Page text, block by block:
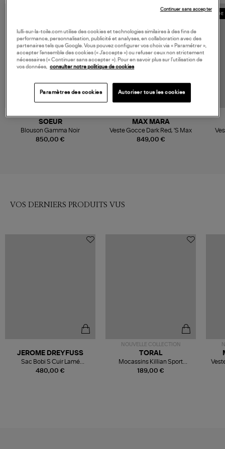
850,00 €
SOEUR
Blouson Gamma Noir
849,00 €
MAX MARA
Veste Gocce Dark Red, 'S Max
VOS DERNIERS PRODUITS VUS
480,00 €
JEROME DREYFUSS
Sac Bobi S Cuir Lamé
Champagne
NOUVELLE COLLECTION
189,00 €
TORAL
Mocassins Killian Sport
Mousse
lulli-sur-la-toile.com utilise des cookies et technologies similaires à des fins de
performance, personnalisation, publicité et analyses, en collaboration avec des
partenaires tels que Google. Vous pouvez configurer vos choix via « Paramétrer »,
accepter l’ensemble des cookies (« J’accepte ») ou refuser ceux non strictement
nécessaires (« Continuer sans accepter »). Pour en savoir plus sur l’utilisation de
vos données, consulter notre politique de cookies
Paramètres des cookies Autoriser tous les cookies
Continuer sans accepter